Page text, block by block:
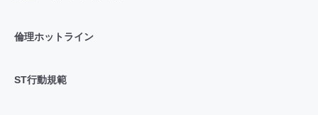
倫理ホットライン
ST行動規範